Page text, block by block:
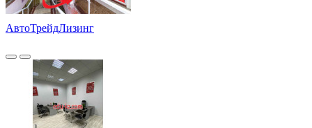
АвтоТрейдЛизинг